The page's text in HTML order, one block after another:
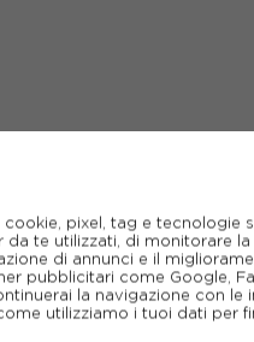
pixel, tag e tecnologie
te utilizzati, di monitorare
di annunci e il
pubblicitari come Google,
la navigazione con le
utilizziamo i tuoi dati per